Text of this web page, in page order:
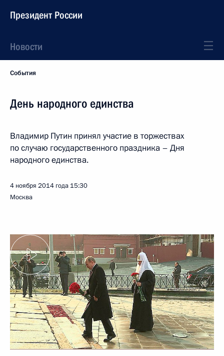
Президент России
Новости
События
День народного единства
Владимир Путин принял участие в торжествах
по случаю государственного праздника – Дня
народного единства.
4 ноября 2014 года 15:30
Москва